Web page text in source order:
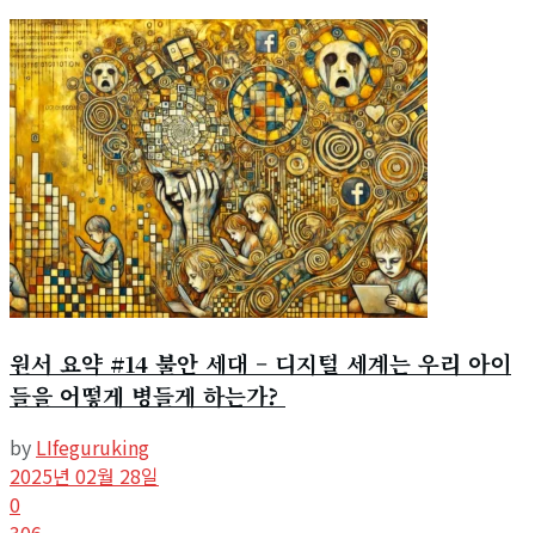
원서 요약 #14 불안 세대 – 디지털 세계는 우리 아이
들을 어떻게 병들게 하는가?
by LIfeguruking
2025년 02월 28일
0